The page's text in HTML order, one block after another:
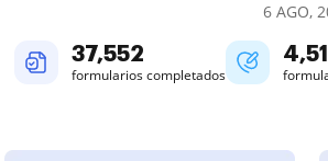
6 AGO,
37,552
formularios completados